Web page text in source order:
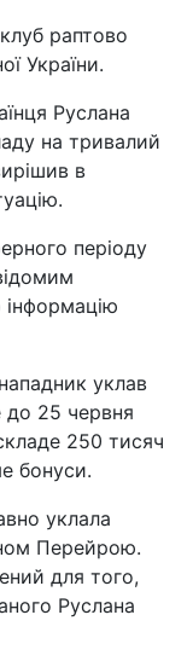
раптово
України.
Руслана
на тривалий
в
періоду
уклав
до 25 червня
250 тисяч
бонуси.
уклала
Перейрою.
для того,
Руслана